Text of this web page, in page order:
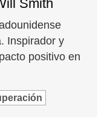
Smith
Inspirador y
positivo en